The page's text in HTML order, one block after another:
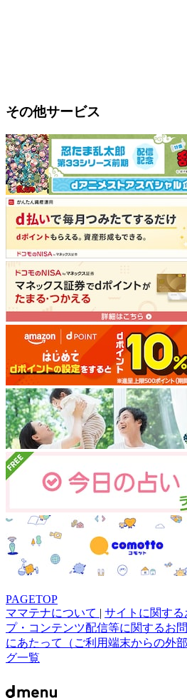
その他サービス
PAGETOP
ママテナについて | サイトに関す
プ・コンテンツ配信等に関するお
にあたって（ご利用端末からの外
グ一覧